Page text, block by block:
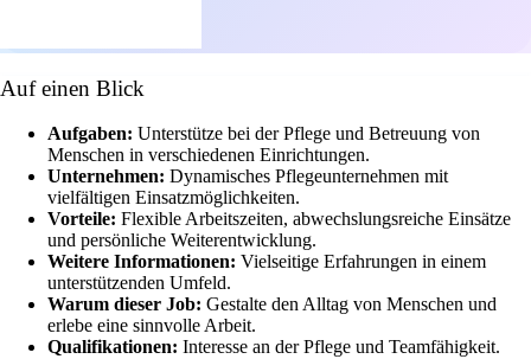
Auf einen Blick
Aufgaben: Unterstütze bei der Pflege und Betreuung von
Menschen in verschiedenen Einrichtungen.
Unternehmen: Dynamisches Pflegeunternehmen mit
vielfältigen Einsatzmöglichkeiten.
Vorteile: Flexible Arbeitszeiten, abwechslungsreiche Einsätze
und persönliche Weiterentwicklung.
Weitere Informationen: Vielseitige Erfahrungen in einem
unterstützenden Umfeld.
Warum dieser Job: Gestalte den Alltag von Menschen und
erlebe eine sinnvolle Arbeit.
Qualifikationen: Interesse an der Pflege und Teamfähigkeit.